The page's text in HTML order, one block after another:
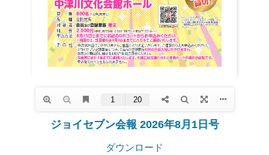
ジョイセブン会報 2026年8月1日号
ダウンロード